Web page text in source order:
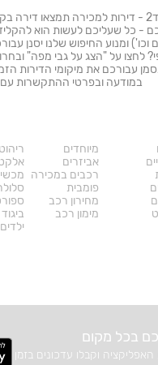
מחפשים דירות למכירה? ביד2 - דירות
- כל שעליכם לעשות הוא
ומנוע החיפוש שלנו יסנן
לחצו על "הצג על גבי מפה"
עבורכם את מיקומי הדירות
במודעה ובפרטי ההתקשרות
מיוחדים
אביזרים
רכבים במכירה
פומבית
מחירון רכב
מימון רכב
ריהוט
ביגוד
ילדים
האפליקציה וקבלו עדכונים בזמן